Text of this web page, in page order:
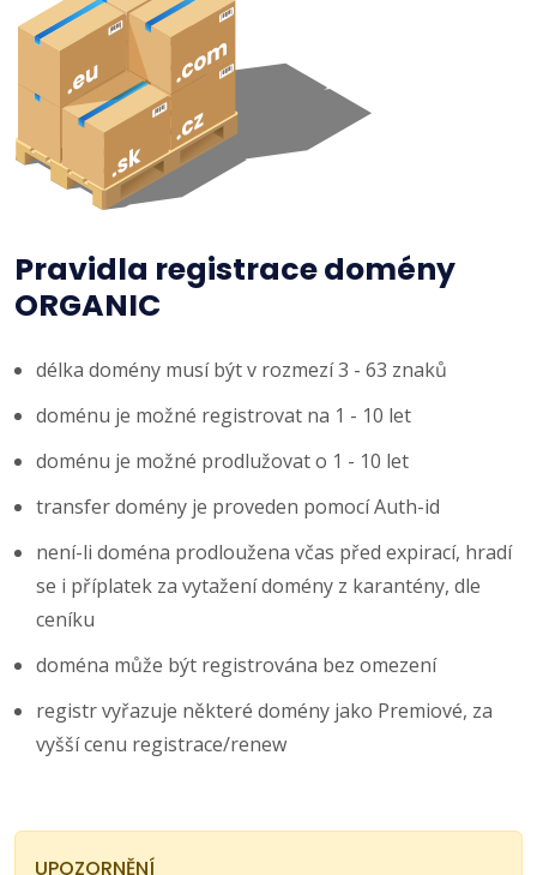
Pravidla registrace domény
ORGANIC
délka domény musí být v rozmezí 3 - 63 znaků
doménu je možné registrovat na 1 - 10 let
doménu je možné prodlužovat o 1 - 10 let
transfer domény je proveden pomocí Auth-id
není-li doména prodloužena včas před expirací, hradí
se i příplatek za vytažení domény z karantény, dle
ceníku
doména může být registrována bez omezení
registr vyřazuje některé domény jako Premiové, za
vyšší cenu registrace/renew
UPOZORNĚNÍ